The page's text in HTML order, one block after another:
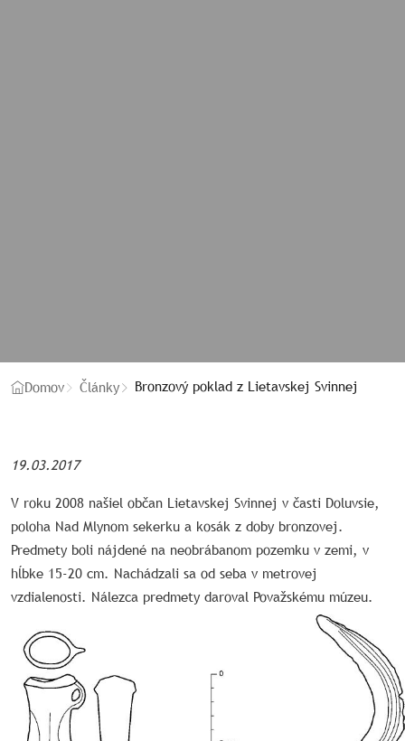
Domov Články Bronzový poklad z Lietavskej Svinnej
19.03.2017
V roku 2008 našiel občan Lietavskej Svinnej v časti Doluvsie,
poloha Nad Mlynom sekerku a kosák z doby bronzovej.
Predmety boli nájdené na neobrábanom pozemku v zemi, v
hĺbke 15-20 cm. Nachádzali sa od seba v metrovej
vzdialenosti. Nálezca predmety daroval Považskému múzeu.